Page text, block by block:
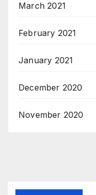
March 2021
February 2021
January 2021
December 2020
November 2020